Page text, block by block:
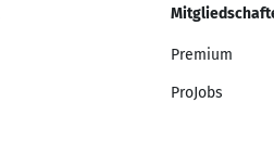
Premium
ProJobs